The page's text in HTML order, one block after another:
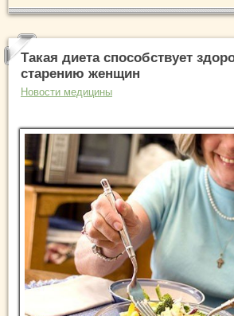
Такая диета способствует
старению женщин
Новости медицины